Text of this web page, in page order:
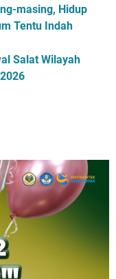
masing, Hidup
Tentu Indah
Salat Wilayah